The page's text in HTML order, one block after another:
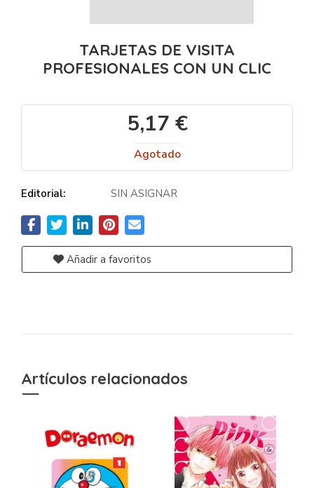
TARJETAS DE VISITA
PROFESIONALES CON UN CLIC
5,17 €
Agotado
Editorial: SIN ASIGNAR
Añadir a favoritos
Artículos relacionados